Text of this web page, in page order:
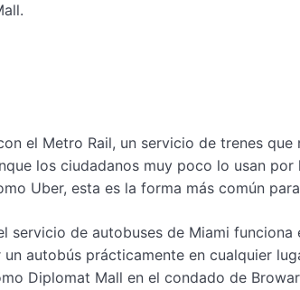
el Metro Rail, un servicio de trenes
los ciudadanos muy poco lo usan
Uber, esta es la forma más común
servicio de autobuses de Miami
un autobús prácticamente en cualquier
Diplomat Mall en el condado de